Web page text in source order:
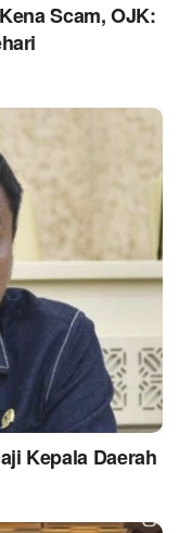
Scam, OJK:
Kepala Daerah